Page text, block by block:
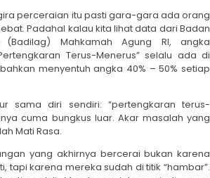
perceraian itu pasti gara-gara ada orang
Padahal kalau kita lihat data dari Badan
(Badilag) Mahkamah Agung RI, angka
Terus-Menerus” selalu ada di
menyentuh angka 40% – 50% setiap
sama diri sendiri: “pertengkaran terus-
cuma bungkus luar. Akar masalah yang
Mati Rasa.
yang akhirnya bercerai bukan karena
tapi karena mereka sudah di titik “hambar”.